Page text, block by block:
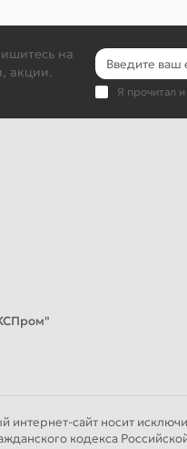
на
акции.
Я прочитал
сайт носит
кодекса